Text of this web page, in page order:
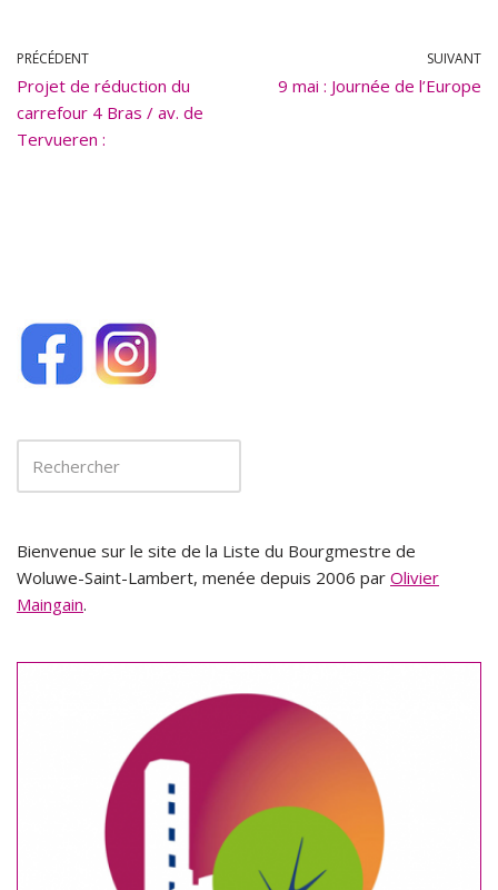
b
o
o
PRÉCÉDENT
Projet de réduction du
carrefour 4 Bras / av. de
Tervueren :
SUIVANT
9 mai : Journée de l’Europe
Bienvenue sur le site de la Liste du Bourgmestre de
Woluwe-Saint-Lambert, menée depuis 2006 par Olivier
Maingain.